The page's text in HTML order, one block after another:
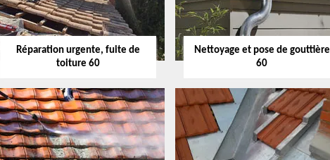
Réparation urgente, fuite de
toiture 60
Nettoyage et pose de gouttière
60